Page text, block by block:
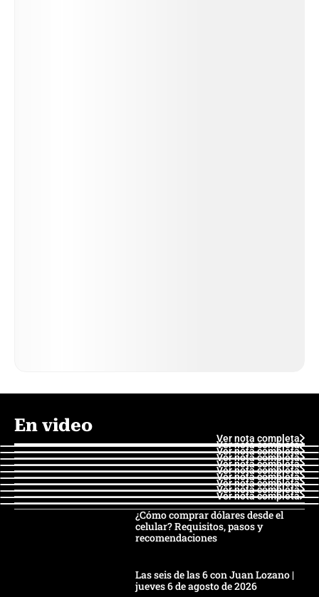
En video
Ver nota completa
Ver nota completa
Ver nota completa
Ver nota completa
Ver nota completa
Ver nota completa
Ver nota completa
Ver nota completa
Ver nota completa
Ver nota completa
¿Cómo comprar dólares desde el
celular? Requisitos, pasos y
recomendaciones
Las seis de las 6 con Juan Lozano |
jueves 6 de agosto de 2026